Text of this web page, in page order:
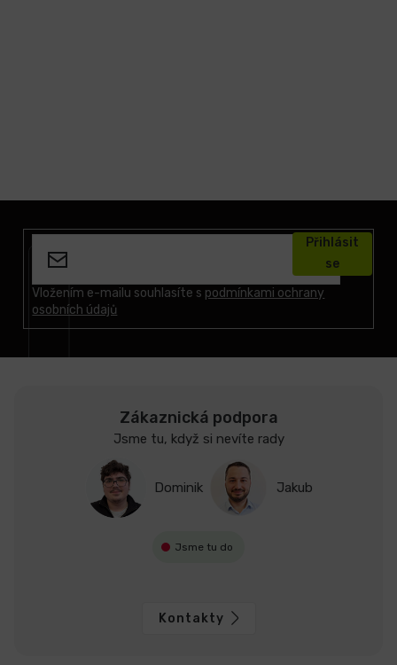
Vložením e-mailu souhlasíte s podmínkami ochrany
osobních údajů
Přihlásit
se
Zákaznická podpora
Jsme tu, když si nevíte rady
Dominik Jakub
Jsme tu do
Kontakty